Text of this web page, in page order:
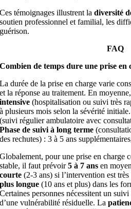
Ces témoignages illustrent ladiversité
soutien professionnel et familial, les
guérison.
FAQ
Combien de temps dure une prise en
La durée de la prise en charge varie
et la réponse au traitement. En
intensive (hospitalisation ou suivi très
à plusieurs mois selon la sévérité
(suivi régulier ambulatoire avec
Phase de suivi à long terme
des rechutes) : 3 à 5 ans
Globalement, pour une prise en charge
stable, il faut prévoir5 à 7 ans en
courte (2-3 ans) si l’intervention est
plus longue (10 ans et plus) dans les
Certaines personnes nécessitent un
d’une vulnérabilité résiduelle. La